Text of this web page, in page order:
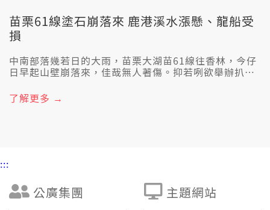
苗栗61線塗石崩落來 鹿港溪水漲懸、龍船受
損
中南部落幾若日的大雨，苗栗大湖苗61線往香林，今仔
日早起山壁崩落來，佳哉無人著傷。抑若咧欲舉辦扒龍
害去，工作人員當無閒修理。另外，屏東高樹鄉廣興
村，是水敨袂離，規條路攏黃塗水。
了解更多 →
:::
公廣集團 主題網站